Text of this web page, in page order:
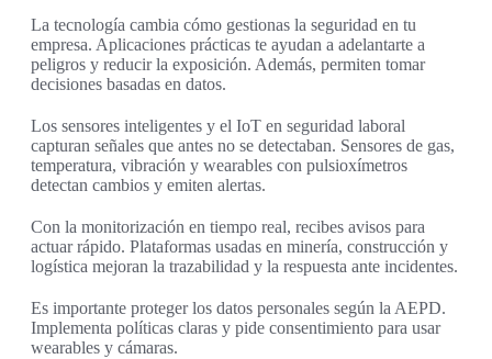
La tecnología cambia cómo gestionas la seguridad en tu
empresa. Aplicaciones prácticas te ayudan a adelantarte a
peligros y reducir la exposición. Además, permiten tomar
decisiones basadas en datos.
Los sensores inteligentes y el IoT en seguridad laboral
capturan señales que antes no se detectaban. Sensores de gas,
temperatura, vibración y wearables con pulsioxímetros
detectan cambios y emiten alertas.
Con la monitorización en tiempo real, recibes avisos para
actuar rápido. Plataformas usadas en minería, construcción y
logística mejoran la trazabilidad y la respuesta ante incidentes.
Es importante proteger los datos personales según la AEPD.
Implementa políticas claras y pide consentimiento para usar
wearables y cámaras.